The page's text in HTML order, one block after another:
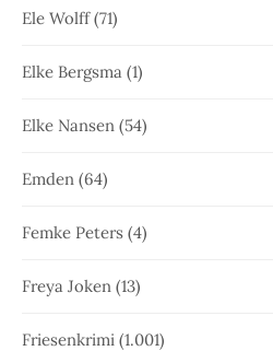
Ele Wolff(71)
Elke Bergsma (1)
Elke Nansen (54)
Emden (64)
Femke Peters (4)
Freya Joken (13)
Friesenkrimi (1.001)